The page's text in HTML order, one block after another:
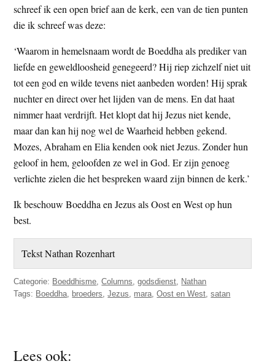
schreef ik een open brief aan de kerk, een van de tien punten
die ik schreef was deze:
‘Waarom in hemelsnaam wordt de Boeddha als prediker van
liefde en geweldloosheid genegeerd? Hij riep zichzelf niet uit
tot een god en wilde tevens niet aanbeden worden! Hij sprak
nuchter en direct over het lijden van de mens. En dat haat
nimmer haat verdrijft. Het klopt dat hij Jezus niet kende,
maar dan kan hij nog wel de Waarheid hebben gekend.
Mozes, Abraham en Elia kenden ook niet Jezus. Zonder hun
geloof in hem, geloofden ze wel in God. Er zijn genoeg
verlichte zielen die het bespreken waard zijn binnen de kerk.’
Ik beschouw Boeddha en Jezus als Oost en West op hun
best.
Tekst Nathan Rozenhart
Categorie: Boeddhisme,Columns,godsdienst, Nathan
Tags: Boeddha, broeders,Jezus, mara,Oost en West,satan
Lees ook: